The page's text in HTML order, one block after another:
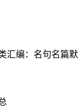
汇编：名句名篇默